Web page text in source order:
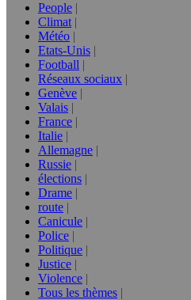
People
Climat
Météo
Etats-Unis
Football
Réseaux sociaux
Genève
Valais
France
Italie
Allemagne
Russie
élections
Drame
route
Canicule
Police
Politique
Justice
Violence
Tous les thèmes